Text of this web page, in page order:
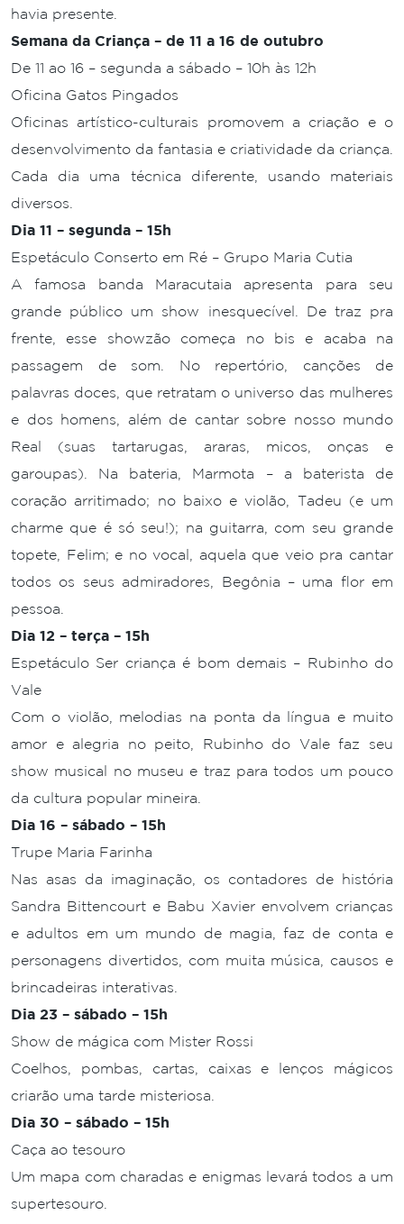
havia presente.
Semana da Criança – de 11 a 16 de outubro
De 11 ao 16 – segunda a sábado – 10h às 12h
Oficina Gatos Pingados
Oficinas artístico-culturais promovem a criação e o
desenvolvimento da fantasia e criatividade da criança.
Cada dia uma técnica diferente, usando materiais
diversos.
Dia 11 – segunda – 15h
Espetáculo Conserto em Ré – Grupo Maria Cutia
A famosa banda Maracutaia apresenta para seu
grande público um show inesquecível. De traz pra
frente, esse showzão começa no bis e acaba na
passagem de som. No repertório, canções de
palavras doces, que retratam o universo das mulheres
e dos homens, além de cantar sobre nosso mundo
Real (suas tartarugas, araras, micos, onças e
garoupas). Na bateria, Marmota – a baterista de
coração arritimado; no baixo e violão, Tadeu (e um
charme que é só seu!); na guitarra, com seu grande
topete, Felim; e no vocal, aquela que veio pra cantar
todos os seus admiradores, Begônia – uma flor em
pessoa.
Dia 12 – terça – 15h
Espetáculo Ser criança é bom demais – Rubinho do
Vale
Com o violão, melodias na ponta da língua e muito
amor e alegria no peito, Rubinho do Vale faz seu
show musical no museu e traz para todos um pouco
da cultura popular mineira.
Dia 16 – sábado – 15h
Trupe Maria Farinha
Nas asas da imaginação, os contadores de história
Sandra Bittencourt e Babu Xavier envolvem crianças
e adultos em um mundo de magia, faz de conta e
personagens divertidos, com muita música, causos e
brincadeiras interativas.
Dia 23 – sábado – 15h
Show de mágica com Mister Rossi
Coelhos, pombas, cartas, caixas e lenços mágicos
criarão uma tarde misteriosa.
Dia 30 – sábado – 15h
Caça ao tesouro
Um mapa com charadas e enigmas levará todos a um
supertesouro.